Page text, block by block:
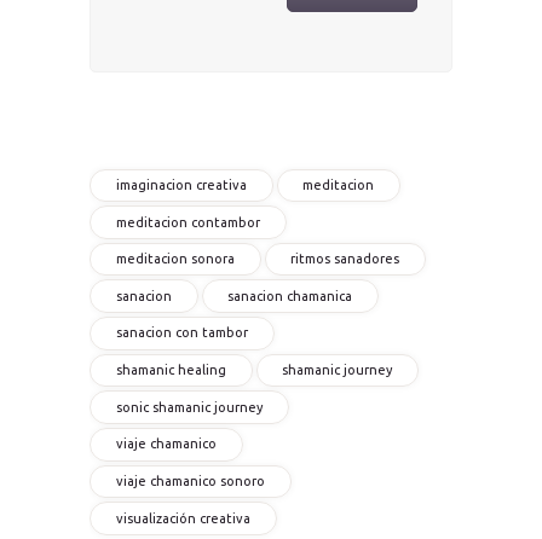
imaginacion creativa meditacion
meditacion contambor
meditacion sonora ritmos sanadores
sanacion sanacion chamanica
sanacion con tambor
shamanic healing shamanic journey
sonic shamanic journey
viaje chamanico
viaje chamanico sonoro
visualización creativa